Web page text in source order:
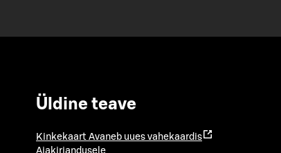
Üldine teave
Kinkekaart Avaneb uues vahekaardis
Ajakirjandusele